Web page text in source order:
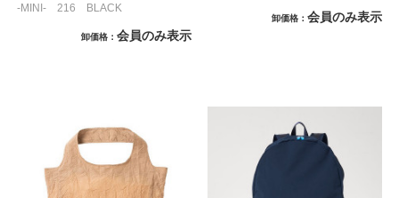
-MINI- 216 BLACK
卸価格 会員のみ表示
卸価格 会員のみ表示